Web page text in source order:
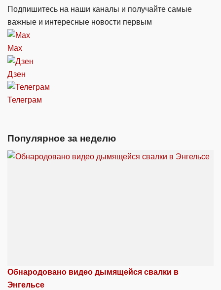
Подпишитесь на наши каналы и получайте самые
важные и интересные новости первым
Max
Дзен
Телеграм
Популярное за неделю
Обнародовано видео дымящейся свалки в
Энгельсе